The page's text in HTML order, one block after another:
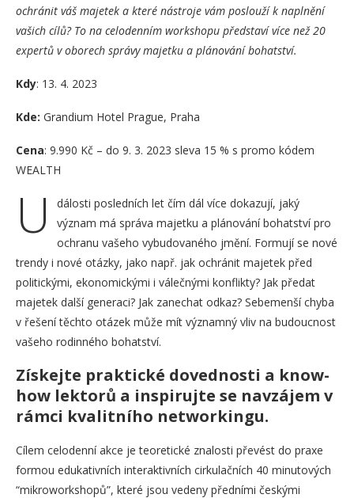
ochránit váš majetek a které nástroje vám poslouží k naplnění
vašich cílů? To na celodenním workshopu představí více než 20
expertů v oborech správy majetku a plánování bohatství.
Kdy: 13. 4. 2023
Kde: Grandium Hotel Prague, Praha
Cena: 9.990 Kč – do 9. 3. 2023 sleva 15 % s promo kódem
WEALTH
U
dálosti posledních let čím dál více dokazují, jaký
význam má správa majetku a plánování bohatství pro
ochranu vašeho vybudovaného jmění. Formují se nové
trendy i nové otázky, jako např. jak ochránit majetek před
politickými, ekonomickými i válečnými konflikty? Jak předat
majetek další generaci? Jak zanechat odkaz? Sebemenší chyba
v řešení těchto otázek může mít významný vliv na budoucnost
vašeho rodinného bohatství.
Získejte praktické dovednosti a know-
how lektorů a inspirujte se navzájem v
rámci kvalitního networkingu.
Cílem celodenní akce je teoretické znalosti převést do praxe
formou edukativních interaktivních cirkulačních 40 minutových
“mikroworkshopů”, které jsou vedeny předními českými